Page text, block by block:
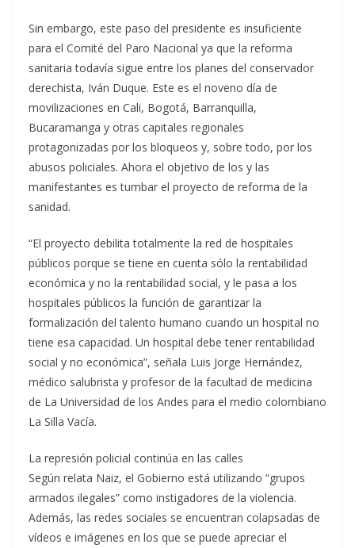
Sin embargo, este paso del presidente es insuficiente
para el Comité del Paro Nacional ya que la reforma
sanitaria todavía sigue entre los planes del conservador
derechista, Iván Duque. Este es el noveno día de
movilizaciones en Cali, Bogotá, Barranquilla,
Bucaramanga y otras capitales regionales
protagonizadas por los bloqueos y, sobre todo, por los
abusos policiales. Ahora el objetivo de los y las
manifestantes es tumbar el proyecto de reforma de la
sanidad.
“El proyecto debilita totalmente la red de hospitales
públicos porque se tiene en cuenta sólo la rentabilidad
económica y no la rentabilidad social, y le pasa a los
hospitales públicos la función de garantizar la
formalización del talento humano cuando un hospital no
tiene esa capacidad. Un hospital debe tener rentabilidad
social y no económica”, señala Luis Jorge Hernández,
médico salubrista y profesor de la facultad de medicina
de La Universidad de los Andes para el medio colombiano
La Silla Vacía.
La represión policial continúa en las calles
Según relata Naiz, el Gobierno está utilizando “grupos
armados ilegales” como instigadores de la violencia.
Además, las redes sociales se encuentran colapsadas de
vídeos e imágenes en los que se puede apreciar el